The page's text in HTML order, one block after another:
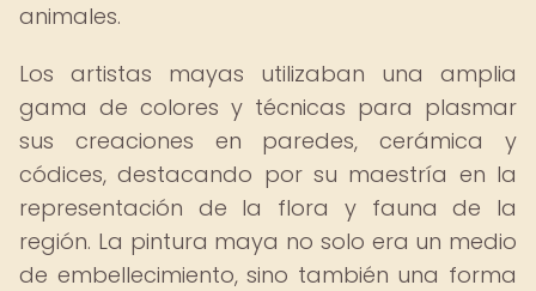
animales.
Los artistas mayas utilizaban una amplia
gama de colores y técnicas para plasmar
sus creaciones en paredes, cerámica y
códices, destacando por su maestría en la
representación de la flora y fauna de la
región. La pintura maya no solo era un medio
de embellecimiento, sino también una forma